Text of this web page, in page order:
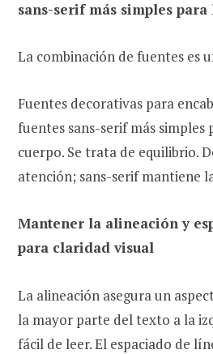
sans-serif más simples
La combinación de fuentes es
Fuentes decorativas para
fuentes sans-serif más
cuerpo. Se trata de equilibrio.
atención; sans-serif mantiene
Mantener la alineación y
para claridad visual
La alineación asegura un
la mayor parte del texto a la
fácil de leer. El espaciado de